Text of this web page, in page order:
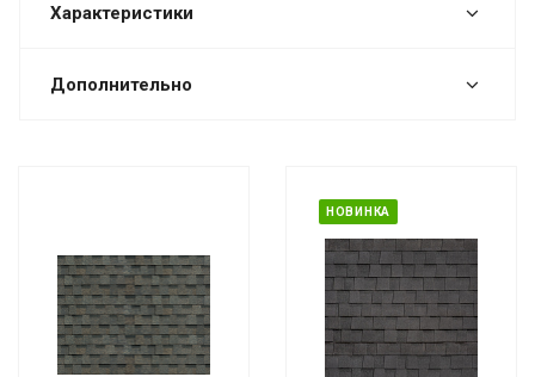
Характеристики
Дополнительно
НОВИНКА